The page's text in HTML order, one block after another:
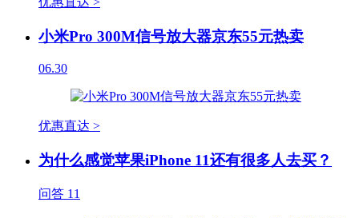
小米Pro 300M信号放大器京东55元热卖
06.30
优惠直达 >
为什么感觉苹果iPhone 11还有很多人去买？
问答 11